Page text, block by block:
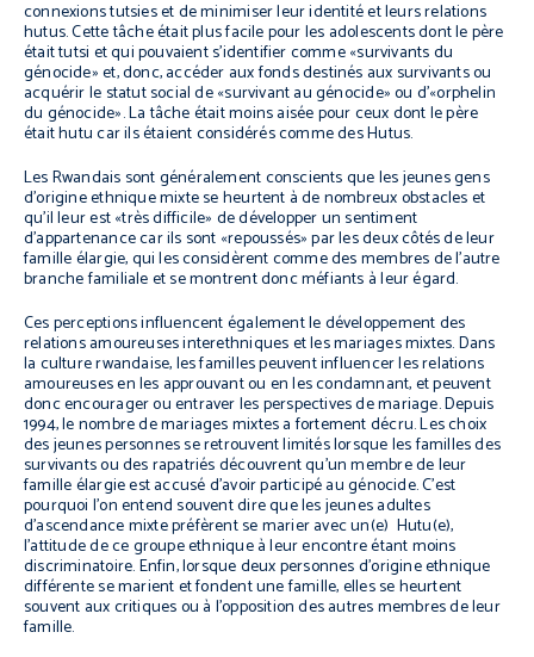
connexions tutsies et de minimiser leur identité et leurs relations
hutus. Cette tâche était plus facile pour les adolescents dont le père
était tutsi et qui pouvaient s’identifier comme «survivants du
génocide» et, donc, accéder aux fonds destinés aux survivants ou
acquérir le statut social de «survivant au génocide» ou d’«orphelin
du génocide». La tâche était moins aisée pour ceux dont le père
était hutu car ils étaient considérés comme des Hutus.
Les Rwandais sont généralement conscients que les jeunes gens
d’origine ethnique mixte se heurtent à de nombreux obstacles et
qu’il leur est «très difficile» de développer un sentiment
d’appartenance car ils sont «repoussés» par les deux côtés de leur
famille élargie, qui les considèrent comme des membres de l’autre
branche familiale et se montrent donc méfiants à leur égard.
Ces perceptions influencent également le développement des
relations amoureuses interethniques et les mariages mixtes. Dans
la culture rwandaise, les familles peuvent influencer les relations
amoureuses en les approuvant ou en les condamnant, et peuvent
donc encourager ou entraver les perspectives de mariage. Depuis
1994, le nombre de mariages mixtes a fortement décru. Les choix
des jeunes personnes se retrouvent limités lorsque les familles des
survivants ou des rapatriés découvrent qu’un membre de leur
famille élargie est accusé d’avoir participé au génocide. C’est
pourquoi l’on entend souvent dire que les jeunes adultes
d’ascendance mixte préfèrent se marier avec un(e) Hutu(e),
l’attitude de ce groupe ethnique à leur encontre étant moins
discriminatoire. Enfin, lorsque deux personnes d’origine ethnique
différente se marient et fondent une famille, elles se heurtent
souvent aux critiques ou à l’opposition des autres membres de leur
famille.